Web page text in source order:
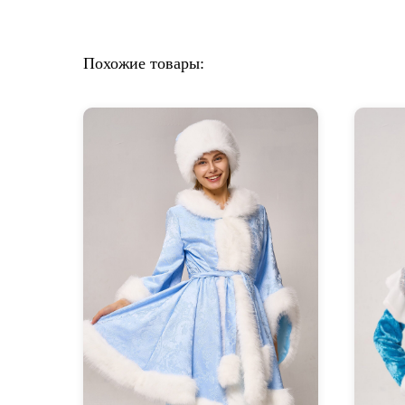
Похожие товары: